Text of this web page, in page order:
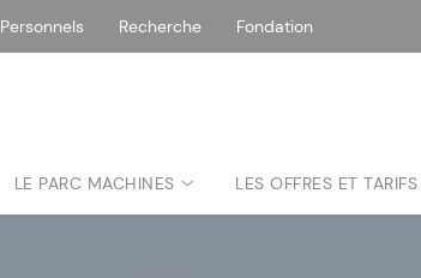
Personnels Recherche Fondation
LE PARC MACHINES LES OFFRES ET TARIFS